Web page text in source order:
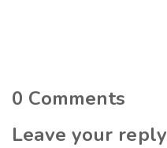
0 Comments
Leave your reply